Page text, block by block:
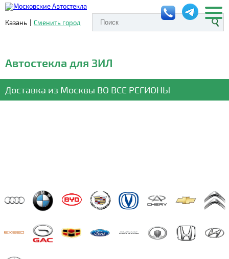
Казань | Сменить город
Автостекла для ЗИЛ
Доставка из Москвы ВО ВСЕ РЕГИОНЫ